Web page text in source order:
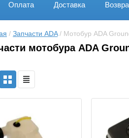
Оплата Доставка
/ Запчасти ADA / Мотобур ADA
мотобура ADA